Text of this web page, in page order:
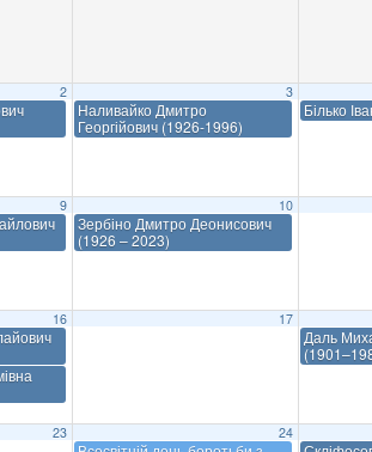
2 3
Наливайко Дмитро
Георгійович (1926-1996)
Білько
9 10
Зербіно Дмитро Деонисович
(1926 – 2023)
16 17
Даль
23 24